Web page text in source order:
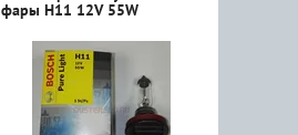
фары H11 12V 55W